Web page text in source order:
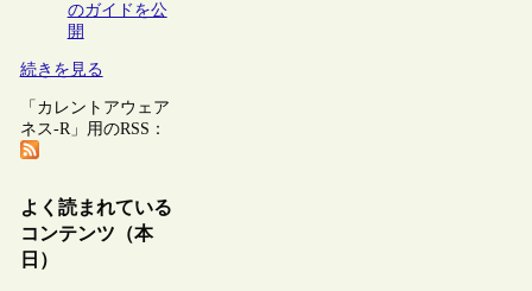
のガイドを公
開
続きを見る
「カレントアウェア
ネス-R」用のRSS：
よく読まれている
コンテンツ（本
日）